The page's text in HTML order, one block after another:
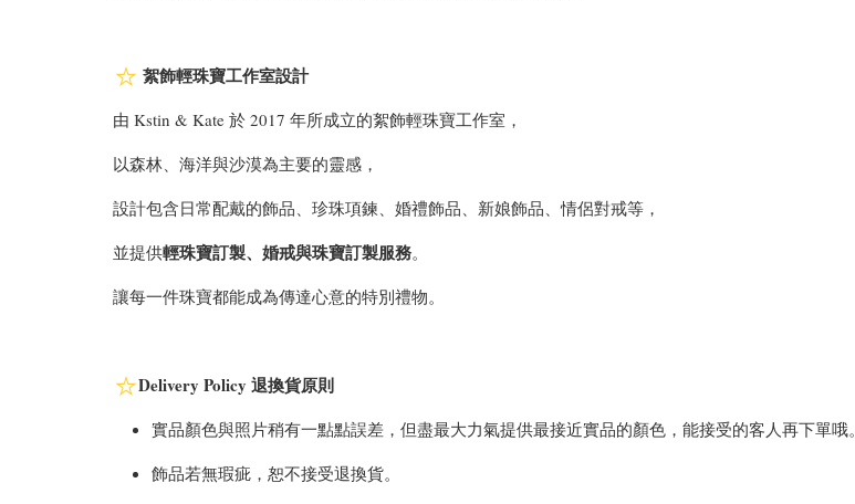
絮飾輕珠寶工作室設計
由 Kstin & Kate 於 2017 年所成立的絮飾輕珠寶工作室，
以森林、海洋與沙漠為主要的靈感，
設計包含日常配戴的飾品、珍珠項鍊、婚禮飾品、新娘飾品、情侶對戒等，
並提供輕珠寶訂製、婚戒與珠寶訂製服務。
讓每一件珠寶都能成為傳達心意的特別禮物。
Delivery Policy 退換貨原則
實品顏色與照片稍有一點點誤差，但盡最大力氣提供最接近實品的顏色，能接受的客人再下單哦。
飾品若無瑕疵，恕不接受退換貨。